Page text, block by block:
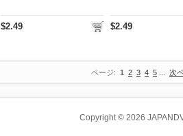
$2.49 $2.49
ページ: 1 2 3 4 5 次
Copyright © 2026